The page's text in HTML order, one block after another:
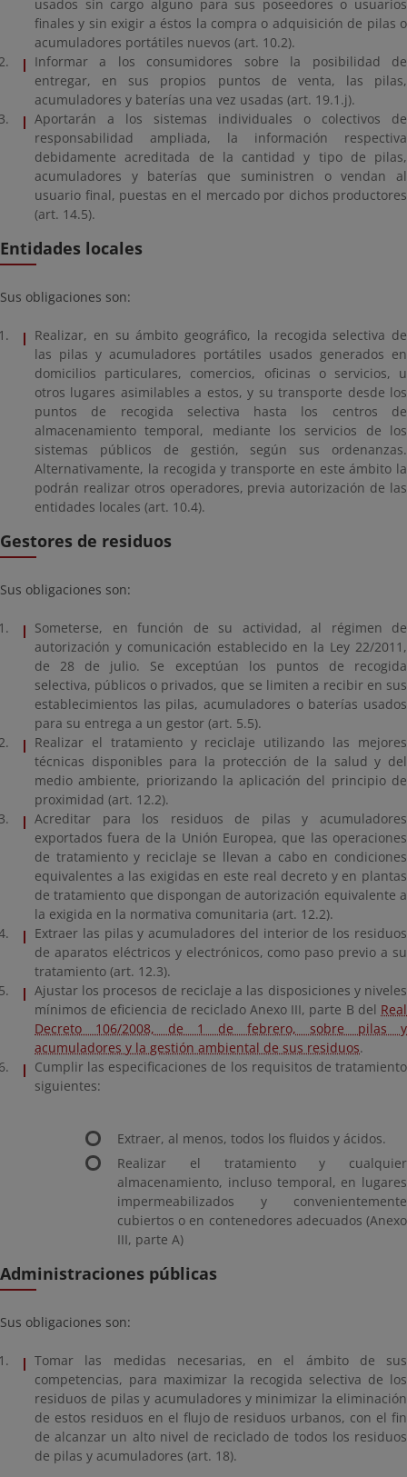
usados sin cargo alguno para sus poseedores o usuarios
finales y sin exigir a éstos la compra o adquisición de pilas o
acumuladores portátiles nuevos (art. 10.2).
Informar a los consumidores sobre la posibilidad de
entregar, en sus propios puntos de venta, las pilas,
acumuladores y baterías una vez usadas (art. 19.1.j).
Aportarán a los sistemas individuales o colectivos de
responsabilidad ampliada, la información respectiva
debidamente acreditada de la cantidad y tipo de pilas,
acumuladores y baterías que suministren o vendan al
usuario final, puestas en el mercado por dichos productores
(art. 14.5).
Entidades locales
Sus obligaciones son:
Realizar, en su ámbito geográfico, la recogida selectiva de
las pilas y acumuladores portátiles usados generados en
domicilios particulares, comercios, oficinas o servicios, u
otros lugares asimilables a estos, y su transporte desde los
puntos de recogida selectiva hasta los centros de
almacenamiento temporal, mediante los servicios de los
sistemas públicos de gestión, según sus ordenanzas.
Alternativamente, la recogida y transporte en este ámbito la
podrán realizar otros operadores, previa autorización de las
entidades locales (art. 10.4).
Gestores de residuos
Sus obligaciones son:
Someterse, en función de su actividad, al régimen de
autorización y comunicación establecido en la Ley 22/2011,
de 28 de julio. Se exceptúan los puntos de recogida
selectiva, públicos o privados, que se limiten a recibir en sus
establecimientos las pilas, acumuladores o baterías usados
para su entrega a un gestor (art. 5.5).
Realizar el tratamiento y reciclaje utilizando las mejores
técnicas disponibles para la protección de la salud y del
medio ambiente, priorizando la aplicación del principio de
proximidad (art. 12.2).
Acreditar para los residuos de pilas y acumuladores
exportados fuera de la Unión Europea, que las operaciones
de tratamiento y reciclaje se llevan a cabo en condiciones
equivalentes a las exigidas en este real decreto y en plantas
de tratamiento que dispongan de autorización equivalente a
la exigida en la normativa comunitaria (art. 12.2).
Extraer las pilas y acumuladores del interior de los residuos
de aparatos eléctricos y electrónicos, como paso previo a su
tratamiento (art. 12.3).
Ajustar los procesos de reciclaje a las disposiciones y niveles
mínimos de eficiencia de reciclado Anexo III, parte B del Real
Decreto 106/2008, de 1 de febrero, sobre pilas y
acumuladores y la gestión ambiental de sus residuos.
Cumplir las especificaciones de los requisitos de tratamiento
siguientes:
Extraer, al menos, todos los fluidos y ácidos.
Realizar el tratamiento y cualquier
almacenamiento, incluso temporal, en lugares
impermeabilizados y convenientemente
cubiertos o en contenedores adecuados (Anexo
III, parte A)
Administraciones públicas
Sus obligaciones son:
Tomar las medidas necesarias, en el ámbito de sus
competencias, para maximizar la recogida selectiva de los
residuos de pilas y acumuladores y minimizar la eliminación
de estos residuos en el flujo de residuos urbanos, con el fin
de alcanzar un alto nivel de reciclado de todos los residuos
de pilas y acumuladores (art. 18).